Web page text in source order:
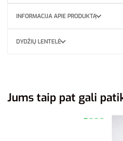
INFORMACIJA APIE PRODUKTĄ
DYDŽIŲ LENTELĖ
Jums taip pat gali